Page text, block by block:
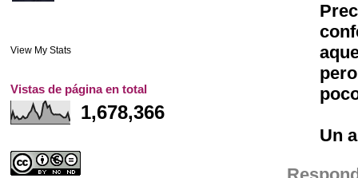
Un
View My Stats
Vistas de página en total
1,678,366